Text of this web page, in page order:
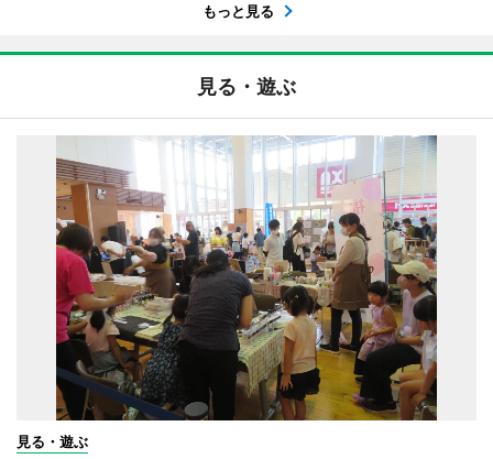
もっと見る
見る・遊ぶ
見る・遊ぶ